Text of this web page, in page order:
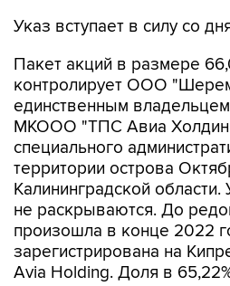
Указ вступает в силу со
Пакет акций в размере
контролирует ООО
единственным
МКООО "ТПС Авиа
специального
территории острова
Калининградской
не раскрываются. До
произошла в конце 2022
зарегистрирована на
Avia Holding. Доля в